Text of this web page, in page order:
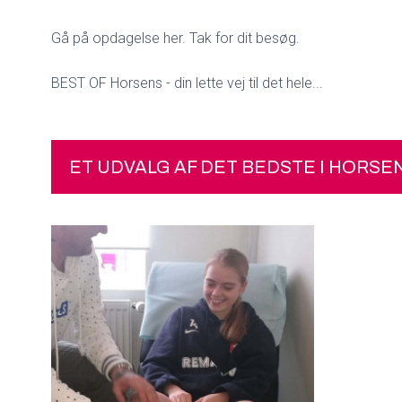
Gå på opdagelse her. Tak for dit besøg.
BEST OF Horsens - din lette vej til det hele...
ET UDVALG AF DET BEDSTE I